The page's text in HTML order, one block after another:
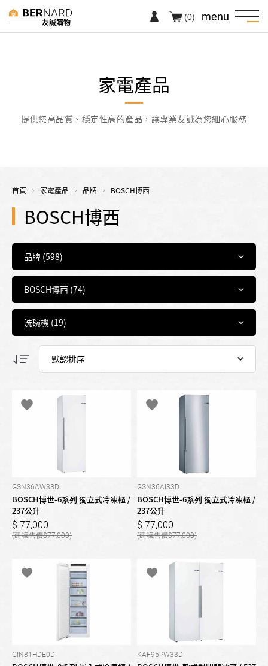
友誠購物 menu
(0)
家電產品
提供您高品質、穩定性高的產品，讓專業友誠為您細心服務
首頁 家電產品 品牌 BOSCH博西
BOSCH博西
GSN36AW33D
BOSCH博世-6系列 獨立式冷凍櫃 /
237公升
77,000
77,000
GSN36AI33D
BOSCH博世-6系列 獨立式冷凍櫃 /
237公升
77,000
77,000
GIN81HDE0D KAF95PW33D